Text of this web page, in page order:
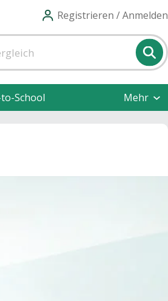
Registrieren / Anmelden
School Mehr